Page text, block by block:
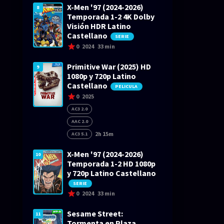
8
X-Men '97 (2024-2026)
Temporada 1-2 4K Dolby
Visión HDR Latino
Castellano
SERIE
0 2024 33 min
9
Primitive War (2025) HD
1080p y 720p Latino
Castellano
PELICULA
0 2025
AC3 2.0
AAC 2.0
AC3 5.1
2h 15m
10
X-Men '97 (2024-2026)
Temporada 1-2 HD 1080p
y 720p Latino Castellano
SERIE
0 2024 33 min
11
Sesame Street: